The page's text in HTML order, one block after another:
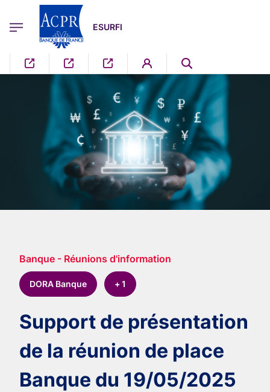
ESURFI Menu Principal
ESURFI
Banque - Réunions d'information
DORA Banque + 1
Support de présentation
de la réunion de place
Banque du 19/05/2025